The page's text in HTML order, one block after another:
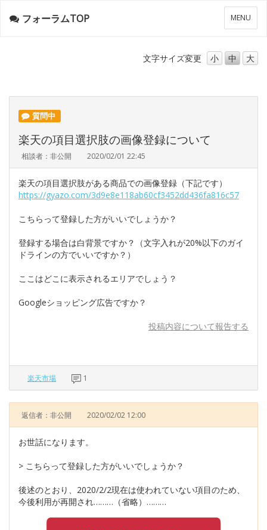
メ
ニ
ー
MENU
フォーラムTOP
文字サイズ変更 小 中 大
質問中
楽天の項目選択肢の画像登録について
相談者：非公開 2020/02/01 22:45
楽天の項目選択肢がある商品での画像登録（下記です）
https://gyazo.com/3d9e8e118ab60cf3452dd436fa816c57
こちらって登録した方がいいでしょうか？
登録する場合は白背景ですか？（文字入れが20%以下のガイ
ドラインの方でいいですか？）
ここはどこに表示されるエリアでしょう？
Googleショッピング広告ですか？
投稿内容について報告する
楽天市場 1
返信者：非公開 2020/02/02 12:00
お世話になります。
> こちらって登録した方がいいでしょうか？
後述のとおり、2020/2/2現在は使われていない項目のため、
今後利用が再開され………（省略）………